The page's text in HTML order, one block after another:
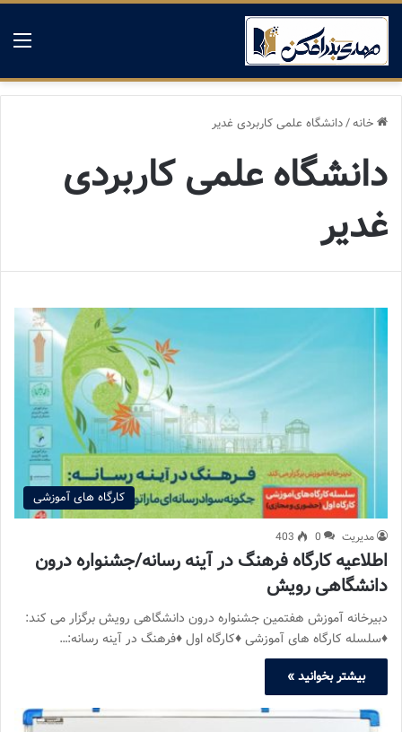
خانه/دانشگاه علمی کاربردی غدیر
دانشگاه علمی کاربردی
غدیر
کارگاه های آموزشی
مدیریت 0
403
اطلاعیه کارگاه فرهنگ در آینه رسانه/جشنواره درون
دانشگاهی رویش
دبیرخانه آموزش هفتمین جشنواره درون دانشگاهی رویش برگزار می کند:
♦سلسله کارگاه های آموزشی ♦کارگاه اول ♦فرهنگ در آینه رسانه:…
بیشتر بخوانید »